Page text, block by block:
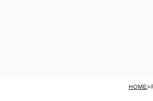
HOME>